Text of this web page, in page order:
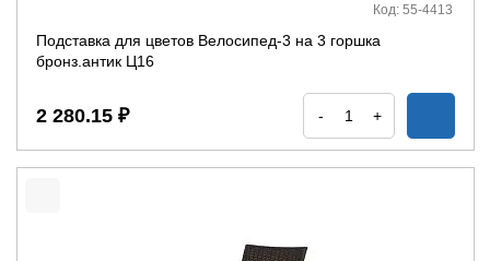
Код: 55-4413
Подставка для цветов Велосипед-3 на 3 горшка
бронз.антик Ц16
2 280.15 ₽ - +